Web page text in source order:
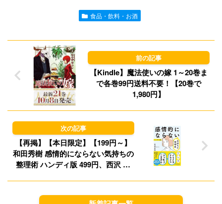
l
o
n
y
食品・飲料・お酒
【Kindle】魔法使いの嫁 1～20巻ま
で各巻99円送料不要！【20巻で
1,980円】
【再掲】【本日限定】【199円～】
和田秀樹 感情的にならない気持ちの
整理術 ハンディ版 499円、西沢 泰
など20作品！【Kindleセール】